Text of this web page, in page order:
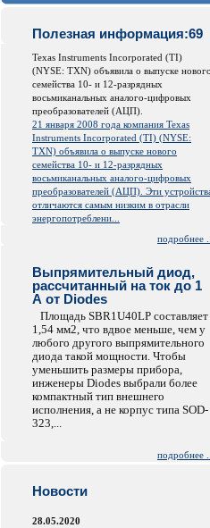
Полезная информация:69
Texas Instruments Incorporated (TI)
(NYSE: TXN) объявила о выпуске нового
семейства 10- и 12-разрядных
восьмиканальных аналого-цифровых
преобразователей (АЦП).
21 января 2008 года компания Texas
Instruments Incorporated (TI) (NYSE:
TXN) объявила о выпуске нового
семейства 10- и 12-разрядных
восьмиканальных аналого-цифровых
преобразователей (АЦП). Эти
отличаются самым низким в отрасли
энергопотреблени...
подробнее ...
Выпрямительный диод,
рассчитанный на ток до 1
А от Diodes
Площадь SBR1U40LP составляет
1,54 мм2, что вдвое меньше, чем у
любого другого выпрямительного
диода такой мощности. Чтобы
уменьшить размеры прибора,
инженеры Diodes выбрали более
компактный тип внешнего
исполнения, а не корпус типа SOD-
323,...
подробнее ...
Новости
28.05.2020